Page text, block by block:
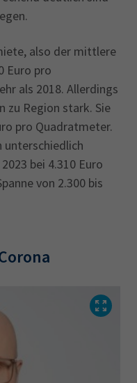
also der mittlere
Euro pro
als 2018. Allerdings
zu Region stark. Sie
pro Quadratmeter.
unterschiedlich
bei 4.310 Euro
von 2.300 bis